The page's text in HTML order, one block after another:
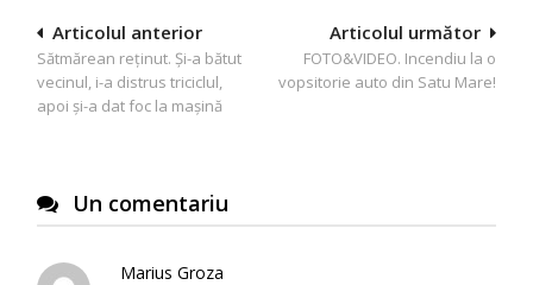
Navigare
în
articole
Articolul următor
FOTO&VIDEO. Incendiu la o
vopsitorie auto din Satu Mare!
Articolul anterior
Sătmărean reținut. Și-a bătut
vecinul, i-a distrus triciclul,
apoi și-a dat foc la mașină
Un comentariu
Marius Groza